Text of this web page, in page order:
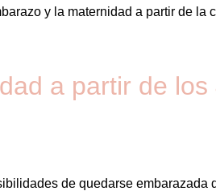
y la maternidad a partir de la
a partir de
de quedarse embarazada